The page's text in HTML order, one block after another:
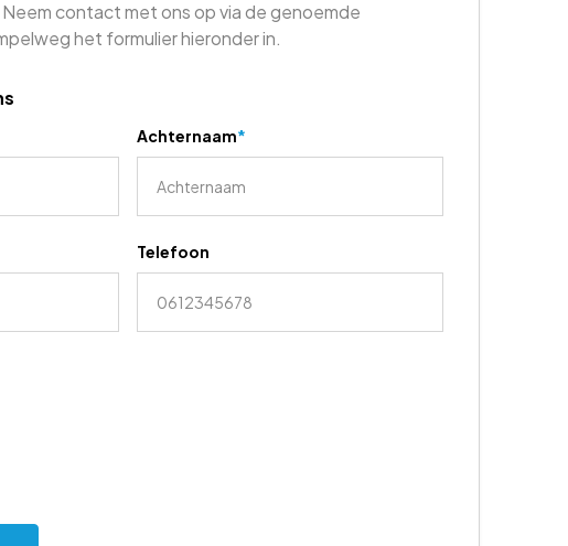
contact met ons op via de genoemde
het formulier hieronder in.
Achternaam*
Telefoon